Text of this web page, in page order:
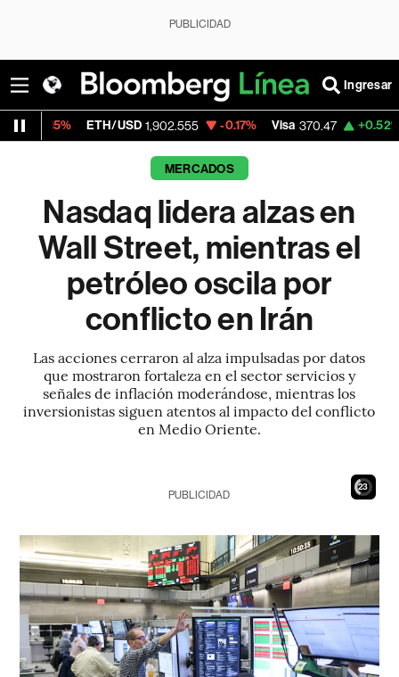
PUBLICIDAD
Ingresar
1,902.555 -0.17% Visa 370.47 +0.52% MercadoLibre
MERCADOS
Nasdaq lidera alzas en
Wall Street, mientras el
petróleo oscila por
conflicto en Irán
Las acciones cerraron al alza impulsadas por datos
que mostraron fortaleza en el sector servicios y
señales de inflación moderándose, mientras los
inversionistas siguen atentos al impacto del conflicto
en Medio Oriente.
21
PUBLICIDAD